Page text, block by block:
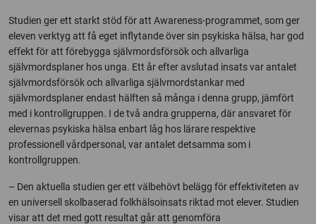
Studien ger ett starkt stöd för att Awareness-programmet, som ger
eleven verktyg att få eget inflytande över sin psykiska hälsa, har god
effekt för att förebygga självmordsförsök och allvarliga
självmordsplaner hos unga. Ett år efter avslutad insats var antalet
självmordsförsök och allvarliga självmordstankar med
självmordsplaner endast hälften så många i denna grupp, jämfört
med i kontrollgruppen. I de två andra grupperna, där ansvaret för
elevernas psykiska hälsa enbart låg hos lärare respektive
professionell vårdpersonal, var antalet detsamma som i
kontrollgruppen.
– Den aktuella studien ger ett välbehövt belägg för effektiviteten av
en universell skolbaserad folkhälsoinsats riktad mot elever. Studien
visar att det med gott resultat går att genomföra